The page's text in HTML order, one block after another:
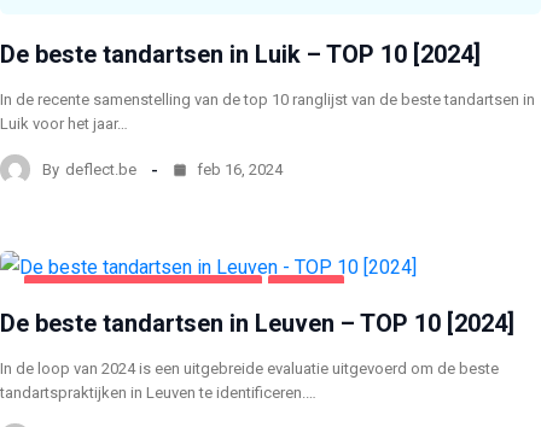
De beste tandartsen in Luik – TOP 10 [2024]
In de recente samenstelling van de top 10 ranglijst van de beste tandartsen in
Luik voor het jaar…
By deflect.be feb 16, 2024
De beste tandartsen in Leuven – TOP 10 [2024]
In de loop van 2024 is een uitgebreide evaluatie uitgevoerd om de beste
tandartspraktijken in Leuven te identificeren.…